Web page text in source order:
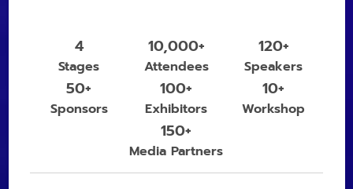
4
Stages
10,000+
Attendees
120+
Speakers
50+
Sponsors
100+
Exhibitors
10+
Workshop
150+
Media Partners